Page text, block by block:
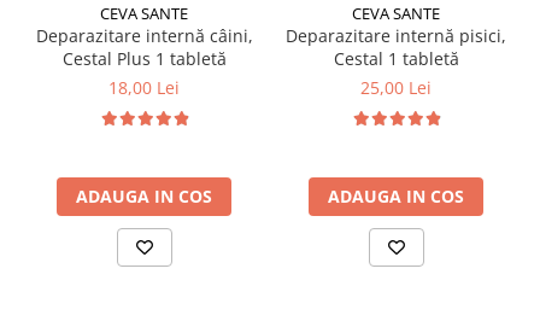
CEVA SANTE
Deparazitare internă câini,
Cestal Plus 1 tabletă
18,00 Lei
ADAUGA IN COS
CEVA SANTE
Deparazitare internă pisici,
Cestal 1 tabletă
25,00 Lei
ADAUGA IN COS